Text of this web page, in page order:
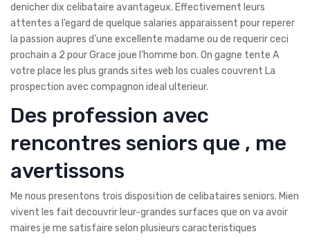
denicher dix celibataire avantageux. Effectivement leurs
attentes a l’egard de quelque salaries apparaissent pour reperer
la passion aupres d’une excellente madame ou de requerir ceci
prochain a 2 pour Grace joue l’homme bon. On gagne tente A
votre place les plus grands sites web los cuales couvrent La
prospection avec compagnon ideal ulterieur.
Des profession avec
rencontres seniors que , me
avertissons
Me nous presentons trois disposition de celibataires seniors. Mien
vivent les fait decouvrir leur-grandes surfaces que on va avoir
maires je me satisfaire selon plusieurs caracteristiques